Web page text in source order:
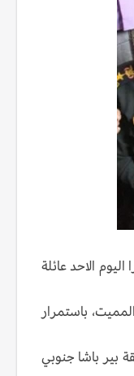
الاحد عائلة
باستمرار
بير باشا جنوبي